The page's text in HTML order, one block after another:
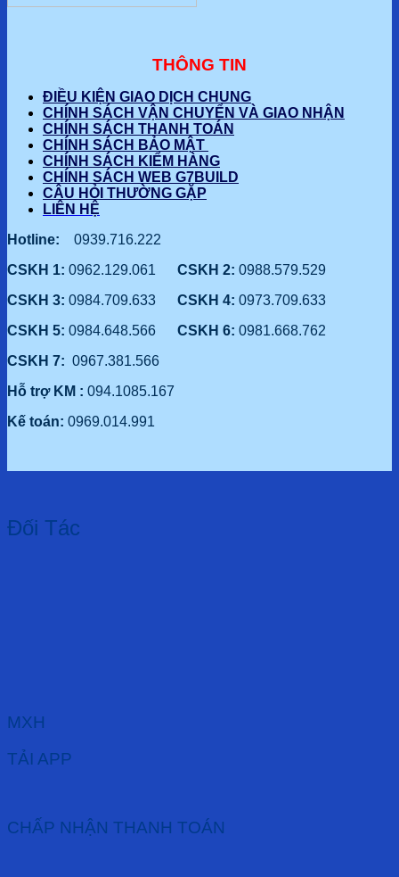
THÔNG TIN
ĐIỀU KIỆN GIAO DỊCH CHUNG
CHÍNH SÁCH VẬN CHUYỂN VÀ GIAO NHẬN
CHÍNH SÁCH THANH TOÁN
CHÍNH SÁCH BẢO MẬT
CHÍNH SÁCH KIỂM HÀNG
CHÍNH SÁCH WEB G7BUILD
CÂU HỎI THƯỜNG GẶP
LIÊN HỆ
Hotline:
0939.716.222
CSKH 1: 0962.129.061 CSKH 2: 0988.579.529
CSKH 3: 0984.709.633 CSKH 4: 0973.709.633
CSKH 5: 0984.648.566 CSKH 6: 0981.668.762
CSKH 7: 0967.381.566
Hỗ trợ KM : 094.1085.167
Kế toán: 0969.014.991
Đối Tác
MXH
TẢI APP
CHẤP NHẬN THANH TOÁN